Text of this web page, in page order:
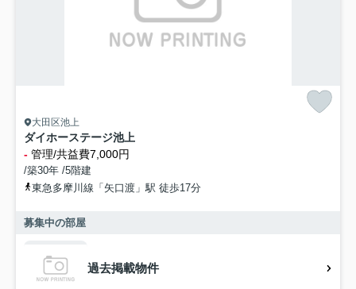
大田区池上
ダイホーステージ池上
- 管理/共益費7,000円
/築30年 /5階建
東急多摩川線「矢口渡」駅 徒歩17分
募集中の部屋
過去掲載物件